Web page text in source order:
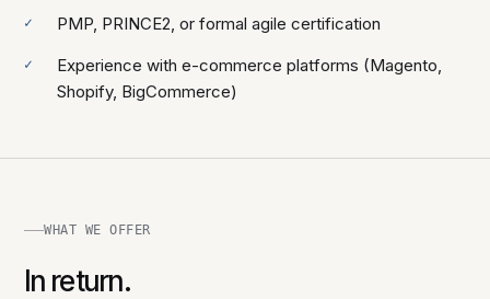
PMP, PRINCE2, or formal agile certification
Experience with e-commerce platforms (Magento,
Shopify, BigCommerce)
WHAT WE OFFER
In return.